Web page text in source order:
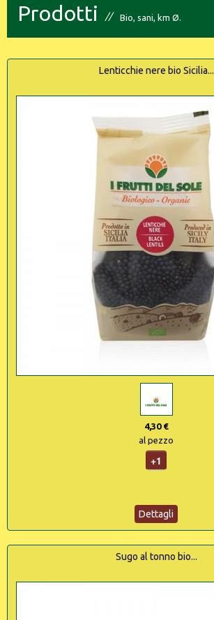
Prodotti Bio, sani, km Ø.
Lenticchie nere bio Sicilia...
4,30 €
al pezzo
+1
Dettagli
Sugo al tonno bio...